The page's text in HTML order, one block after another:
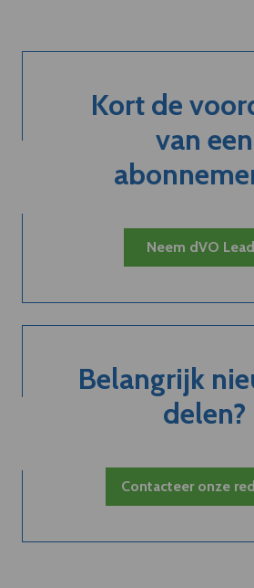
Kort de
van een
Neem dVO
Belangrijk
delen?
Contacteer onze